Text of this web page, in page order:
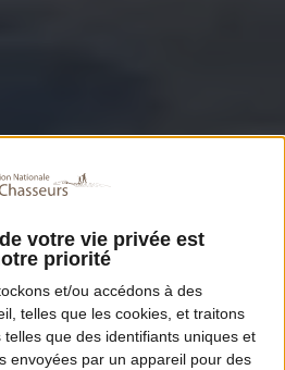
votre vie privée est
priorité
et/ou accédons à des
telles que les cookies, et traitons
que des identifiants uniques et
envoyées par un appareil pour des